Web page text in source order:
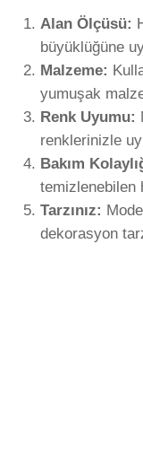
Alan Ölçüsü:
büyüklüğüne
Malzeme:
yumuşak
Renk Uyumu:
renklerinizle
Bakım
temizlenebilen
Tarzınız:
dekorasyon